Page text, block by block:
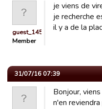
guest_1453670265252
Member
je viens de
je recherche
il y a de la
31/07/16 07:39
Bonjour,
n'en